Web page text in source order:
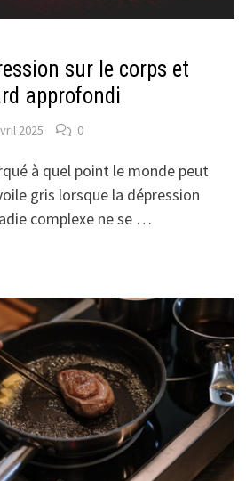
sur le corps et
approfondi
2025 0
à quel point le monde peut
gris lorsque la dépression
complexe ne se …